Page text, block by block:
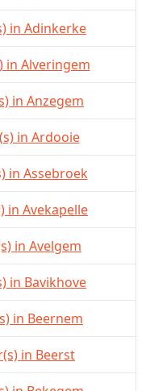
in Adinkerke
in Alveringem
in Anzegem
in Ardooie
in Assebroek
in Avekapelle
in Avelgem
in Bavikhove
in Beernem
in Beerst